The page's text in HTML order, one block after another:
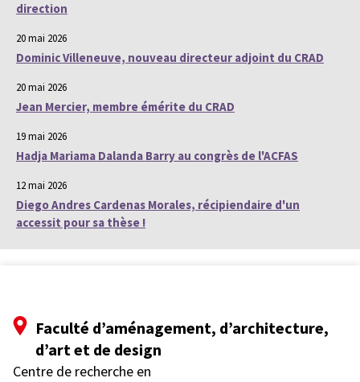
direction
20 mai 2026
Dominic Villeneuve, nouveau directeur adjoint du CRAD
20 mai 2026
Jean Mercier, membre émérite du CRAD
19 mai 2026
Hadja Mariama Dalanda Barry au congrès de l'ACFAS
12 mai 2026
Diego Andres Cardenas Morales, récipiendaire d'un
accessit pour sa thèse !
Faculté d’aménagement, d’architecture,
d’art et de design
Centre de recherche en